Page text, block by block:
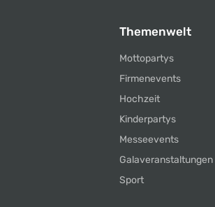
Themenwelt
Mottopartys
Firmenevents
Hochzeit
Kinderpartys
Messeevents
Galaveranstaltungen
Sport